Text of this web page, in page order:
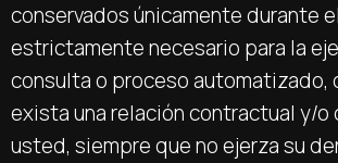
conservados únicamente durante
estrictamente necesario para la
consulta o proceso automatizado,
exista una relación contractual y/o
usted, siempre que no ejerza su